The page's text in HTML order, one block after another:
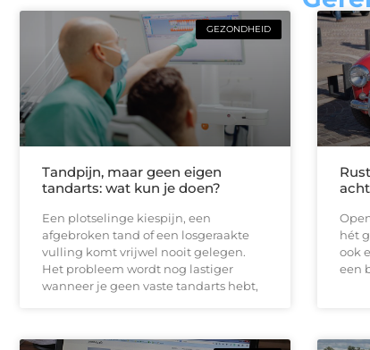
GEZONDHEID
Tandpijn, maar geen eigen
tandarts: wat kun je doen?
Een plotselinge kiespijn, een
afgebroken tand of een losgeraakte
vulling komt vrijwel nooit gelegen.
Het probleem wordt nog lastiger
wanneer je geen vaste tandarts hebt,
hét
ook
een